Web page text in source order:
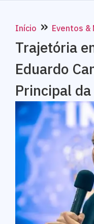
Início » Eventos
Trajetória
Eduardo
Principal da